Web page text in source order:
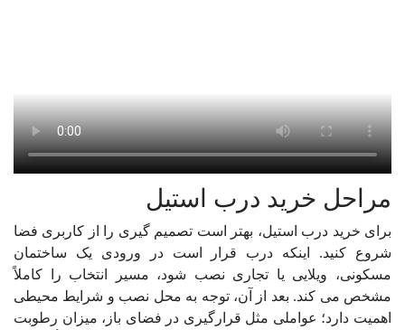
مراحل خرید درب استیل
برای خرید درب استیل، بهتر است تصمیم گیری را از کاربری فضا
شروع کنید. اینکه درب قرار است در ورودی یک ساختمان
مسکونی، ویلایی یا تجاری نصب شود، مسیر انتخاب را کاملاً
مشخص می کند. بعد از آن، توجه به محل نصب و شرایط محیطی
اهمیت دارد؛ عواملی مثل قرارگیری در فضای باز، میزان رطوبت